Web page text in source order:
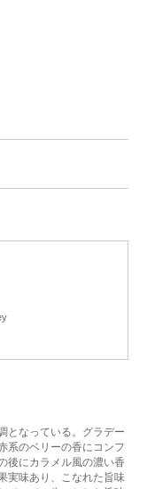
となっている。グラデー
系のベリーの香にコンフ
後にカラメル風の濃い香
実味あり、こなれた旨味